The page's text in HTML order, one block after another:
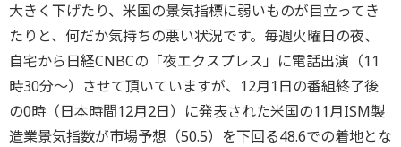
大きく下げたり、米国の景気指標に弱いものが目立ってき
たりと、何だか気持ちの悪い状況です。毎週火曜日の夜、
自宅から日経CNBCの「夜エクスプレス」に電話出演（11
時30分～）させて頂いていますが、12月1日の番組終了後
の0時（日本時間12月2日）に発表された米国の11月ISM製
造業景気指数が市場予想（50.5）を下回る48.6での着地とな